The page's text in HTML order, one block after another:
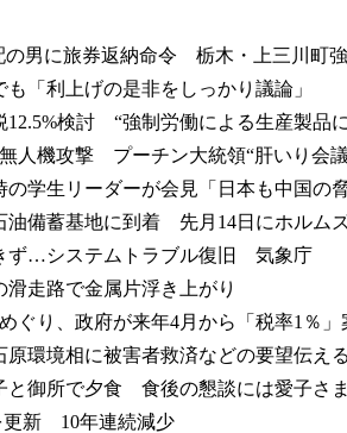
の男に旅券返納命令 栃木・上三川町
「利上げの是非をしっかり議論」
検討 “強制労働による生産製品
人機攻撃 プーチン大統領“肝いり会
学生リーダーが会見「日本も中国の
油備蓄基地に到着 先月14日にホルム
ず…システムトラブル復旧 気象庁
走路で金属片浮き上がり
ぐり、政府が来年4月から「税率1％
原環境相に被害者救済などの要望伝える
と御所で夕食 食後の懇談には愛子さ
更新 10年連続減少